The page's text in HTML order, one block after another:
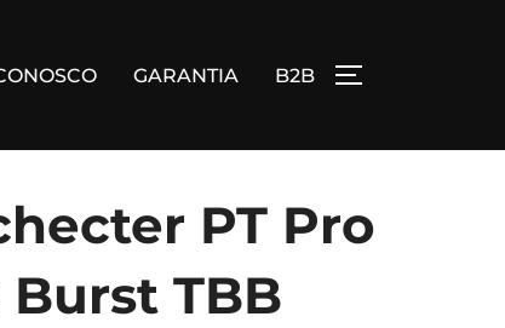
GARANTIA B2B ALTERNAR
PT Pro
TBB